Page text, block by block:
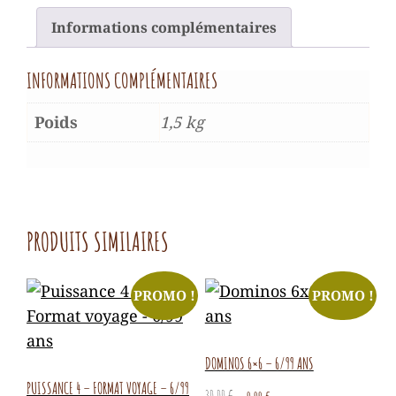
Informations complémentaires
INFORMATIONS COMPLÉMENTAIRES
Poids 1,5 kg
PRODUITS SIMILAIRES
PROMO !
PUISSANCE 4 – FORMAT VOYAGE – 6/99
PROMO !
DOMINOS 6×6 – 6/99 ANS